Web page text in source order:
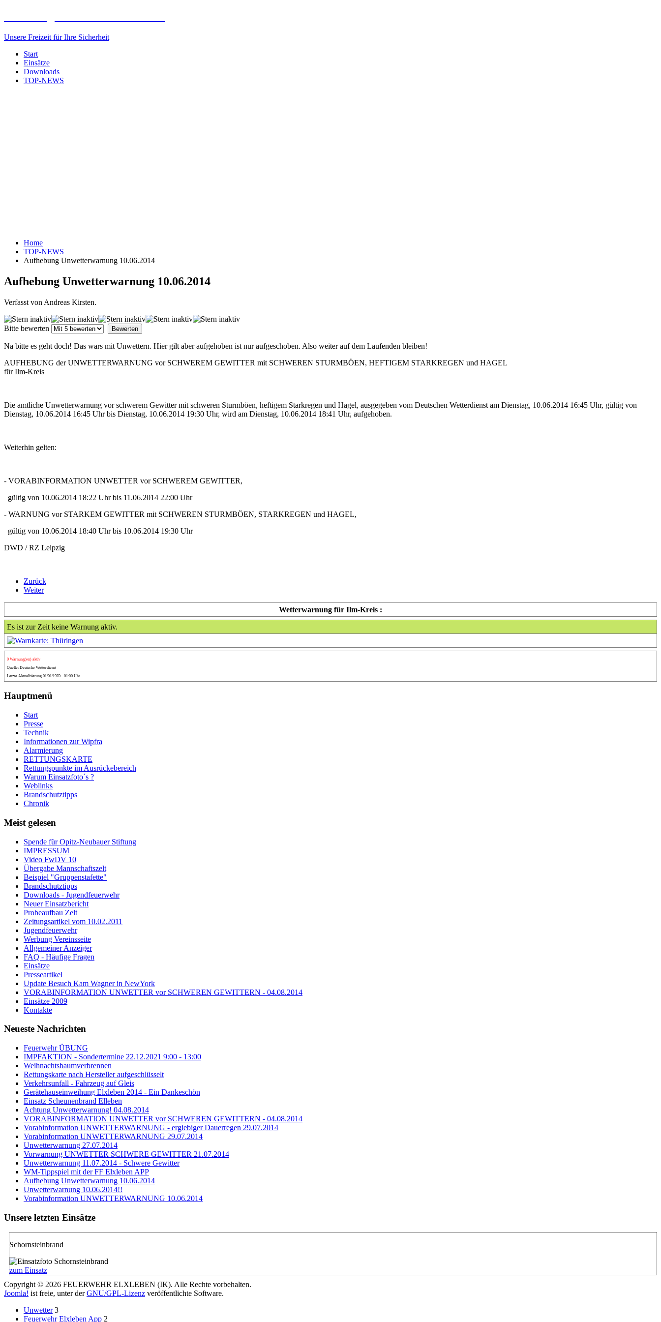
Unsere Freizeit für Ihre Sicherheit
Start
Einsätze
Downloads
TOP-NEWS
Home
TOP-NEWS
Aufhebung Unwetterwarnung 10.06.2014
Aufhebung Unwetterwarnung 10.06.2014
Verfasst von Andreas Kirsten.
Bitte bewerten
Na bitte es geht doch! Das wars mit Unwettern. Hier gilt aber aufgehoben ist nur aufgeschoben. Also weiter auf dem Laufenden bleiben!
AUFHEBUNG der UNWETTERWARNUNG vor SCHWEREM GEWITTER mit SCHWEREN STURMBÖEN, HEFTIGEM STARKREGEN und HAGEL
für Ilm-Kreis
Die amtliche Unwetterwarnung vor schwerem Gewitter mit schweren Sturmböen, heftigem Starkregen und Hagel, ausgegeben vom Deutschen Wetterdienst am Dienstag, 10.06.2014 16:45 Uhr, gültig von
Dienstag, 10.06.2014 16:45 Uhr bis Dienstag, 10.06.2014 19:30 Uhr, wird am Dienstag, 10.06.2014 18:41 Uhr, aufgehoben.
Weiterhin gelten:
- VORABINFORMATION UNWETTER vor SCHWEREM GEWITTER,
gültig von 10.06.2014 18:22 Uhr bis 11.06.2014 22:00 Uhr
- WARNUNG vor STARKEM GEWITTER mit SCHWEREN STURMBÖEN, STARKREGEN und HAGEL,
gültig von 10.06.2014 18:40 Uhr bis 10.06.2014 19:30 Uhr
DWD / RZ Leipzig
Zurück
Weiter
Wetterwarnung für Ilm-Kreis :
Es ist zur Zeit keine Warnung aktiv.
0 Warnung(en) aktiv
Quelle: Deutsche Wetterdienst
Letzte Aktualisierung 01/01/1970 - 01:00 Uhr
Hauptmenü
Start
Presse
Technik
Informationen zur Wipfra
Alarmierung
RETTUNGSKARTE
Rettungspunkte im Ausrückebereich
Warum Einsatzfoto´s ?
Weblinks
Brandschutztipps
Chronik
Meist gelesen
Spende für Opitz-Neubauer Stiftung
IMPRESSUM
Video FwDV 10
Übergabe Mannschaftszelt
Beispiel "Gruppenstafette"
Brandschutztipps
Downloads - Jugendfeuerwehr
Neuer Einsatzbericht
Probeaufbau Zelt
Zeitungsartikel vom 10.02.2011
Jugendfeuerwehr
Werbung Vereinsseite
Allgemeiner Anzeiger
FAQ - Häufige Fragen
Einsätze
Presseartikel
Update Besuch Kam Wagner in NewYork
VORABINFORMATION UNWETTER vor SCHWEREN GEWITTERN - 04.08.2014
Einsätze 2009
Kontakte
Neueste Nachrichten
Feuerwehr ÜBUNG
IMPFAKTION - Sondertermine 22.12.2021 9:00 - 13:00
Weihnachtsbaumverbrennen
Rettungskarte nach Hersteller aufgeschlüsselt
Verkehrsunfall - Fahrzeug auf Gleis
Gerätehauseinweihung Elxleben 2014 - Ein Dankeschön
Einsatz Scheunenbrand Elleben
Achtung Unwetterwarnung! 04.08.2014
VORABINFORMATION UNWETTER vor SCHWEREN GEWITTERN - 04.08.2014
Vorabinformation UNWETTERWARNUNG - ergiebiger Dauerregen 29.07.2014
Vorabinformation UNWETTERWARNUNG 29.07.2014
Unwetterwarnung 27.07.2014
Vorwarnung UNWETTER SCHWERE GEWITTER 21.07.2014
Unwetterwarnung 11.07.2014 - Schwere Gewitter
WM-Tippspiel mit der FF Elxleben APP
Aufhebung Unwetterwarnung 10.06.2014
Unwetterwarnung 10.06.2014!!
Vorabinformation UNWETTERWARNUNG 10.06.2014
Unsere letzten Einsätze
Schornsteinbrand
zum Einsatz
Copyright © 2026 FEUERWEHR ELXLEBEN (IK). Alle Rechte vorbehalten.
Joomla! ist freie, unter derGNU/GPL-Lizenz veröffentlichte Software.
Unwetter 3
Feuerwehr Elxleben App 2